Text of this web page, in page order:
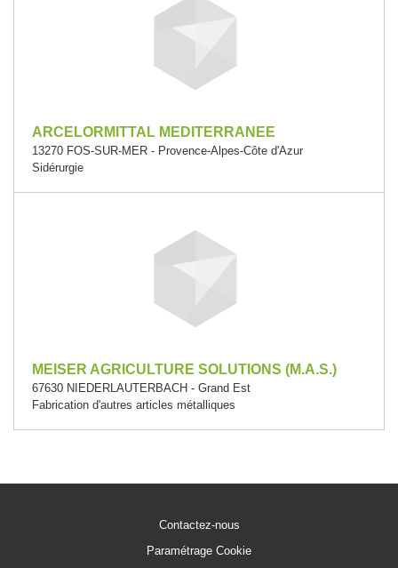
ARCELORMITTAL MEDITERRANEE
13270 FOS-SUR-MER - Provence-Alpes-Côte d'Azur
Sidérurgie
MEISER AGRICULTURE SOLUTIONS (M.A.S.)
67630 NIEDERLAUTERBACH - Grand Est
Fabrication d'autres articles métalliques
Contactez-nous
Paramétrage Cookie